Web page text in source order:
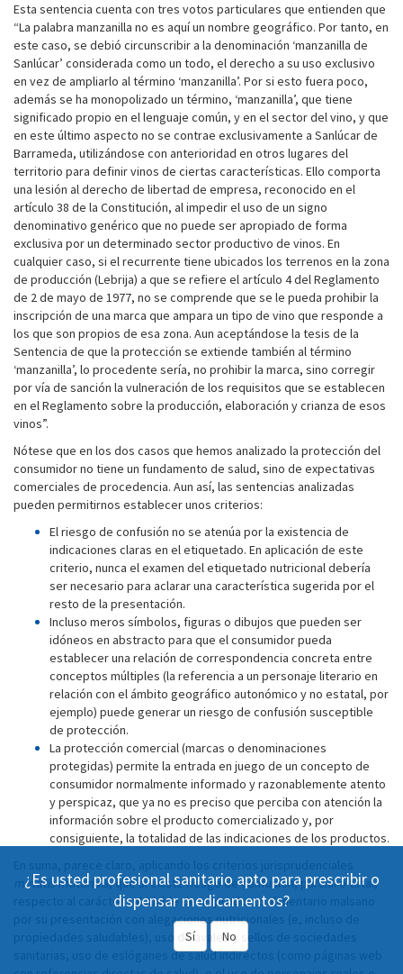
Esta sentencia cuenta con tres votos particulares que entienden que
“La palabra manzanilla no es aquí un nombre geográfico. Por tanto, en
este caso, se debió circunscribir a la denominación ‘manzanilla de
Sanlúcar’ considerada como un todo, el derecho a su uso exclusivo
en vez de ampliarlo al término ‘manzanilla’. Por si esto fuera poco,
además se ha monopolizado un término, ‘manzanilla’, que tiene
significado propio en el lenguaje común, y en el sector del vino, y que
en este último aspecto no se contrae exclusivamente a Sanlúcar de
Barrameda, utilizándose con anterioridad en otros lugares del
territorio para definir vinos de ciertas características. Ello comporta
una lesión al derecho de libertad de empresa, reconocido en el
artículo 38 de la Constitución, al impedir el uso de un signo
denominativo genérico que no puede ser apropiado de forma
exclusiva por un determinado sector productivo de vinos. En
cualquier caso, si el recurrente tiene ubicados los terrenos en la zona
de producción (Lebrija) a que se refiere el artículo 4 del Reglamento
de 2 de mayo de 1977, no se comprende que se le pueda prohibir la
inscripción de una marca que ampara un tipo de vino que responde a
los que son propios de esa zona. Aun aceptándose la tesis de la
Sentencia de que la protección se extiende también al término
‘manzanilla’, lo procedente sería, no prohibir la marca, sino corregir
por vía de sanción la vulneración de los requisitos que se establecen
en el Reglamento sobre la producción, elaboración y crianza de esos
vinos”.
Nótese que en los dos casos que hemos analizado la protección del
consumidor no tiene un fundamento de salud, sino de expectativas
comerciales de procedencia. Aun así, las sentencias analizadas
pueden permitirnos establecer unos criterios:
El riesgo de confusión no se atenúa por la existencia de
indicaciones claras en el etiquetado. En aplicación de este
criterio, nunca el examen del etiquetado nutricional debería
ser necesario para aclarar una característica sugerida por el
resto de la presentación.
Incluso meros símbolos, figuras o dibujos que pueden ser
idóneos en abstracto para que el consumidor pueda
establecer una relación de correspondencia concreta entre
conceptos múltiples (la referencia a un personaje literario en
relación con el ámbito geográfico autonómico y no estatal, por
ejemplo) puede generar un riesgo de confusión susceptible
de protección.
La protección comercial (marcas o denominaciones
protegidas) permite la entrada en juego de un concepto de
consumidor normalmente informado y razonablemente atento
y perspicaz, que ya no es preciso que perciba con atención la
información sobre el producto comercializado y, por
consiguiente, la totalidad de las indicaciones de los productos.
mutatis mutandis, que sí existe riesgo de confusión, parcial o total,
respecto al carácter saludable de un producto alimentario malsano
por su presentación con alegaciones nutricionales (e, incluso de
propiedades saludables), uso de avales y sellos de sociedades
sanitarias, uso de eslóganes de salud indirectos (como páginas web
¿Es usted profesional sanitario apto para prescribir o
dispensar medicamentos?
Sí No